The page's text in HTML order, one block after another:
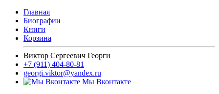
Главная
Биографии
Книги
Корзина
Виктор Сергеевич Георги
+7 (911) 404-80-81
georgi.viktor@yandex.ru
Мы Вконтакте